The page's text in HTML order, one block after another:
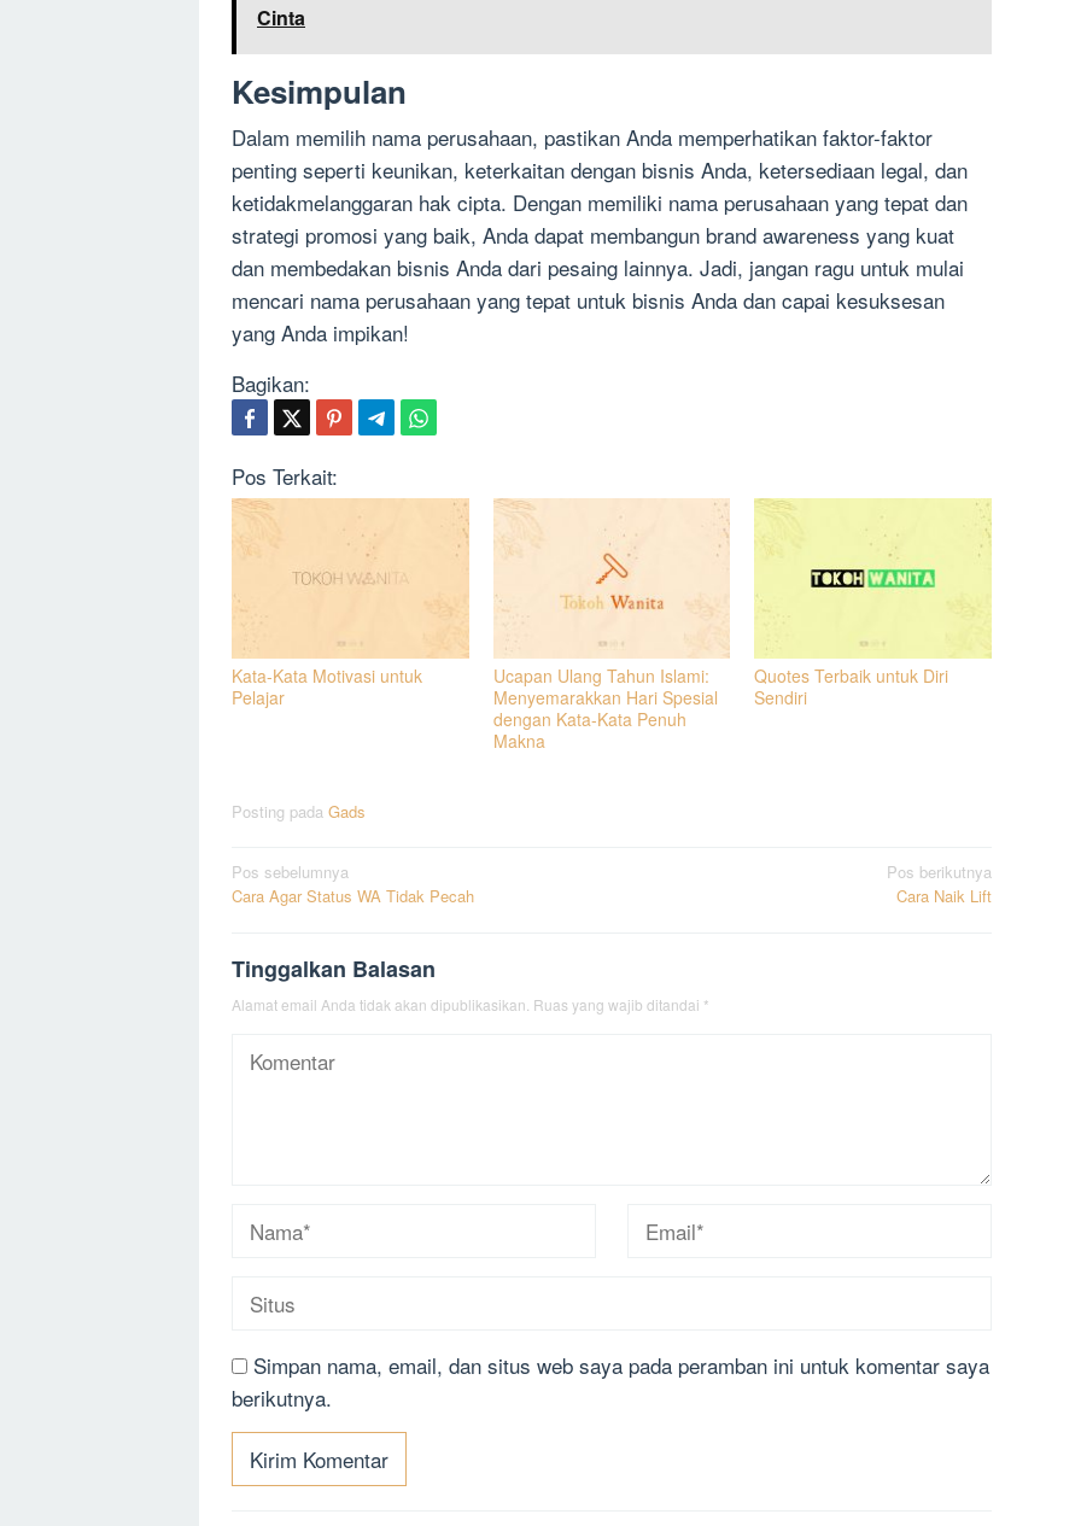
Cinta
Kesimpulan
Dalam memilih nama perusahaan, pastikan Anda memperhatikan faktor-faktor
penting seperti keunikan, keterkaitan dengan bisnis Anda, ketersediaan legal, dan
ketidakmelanggaran hak cipta. Dengan memiliki nama perusahaan yang tepat dan
strategi promosi yang baik, Anda dapat membangun brand awareness yang kuat
dan membedakan bisnis Anda dari pesaing lainnya. Jadi, jangan ragu untuk mulai
mencari nama perusahaan yang tepat untuk bisnis Anda dan capai kesuksesan
yang Anda impikan!
Bagikan:
Pos Terkait:
Kata-Kata Motivasi untuk
Pelajar
Ucapan Ulang Tahun Islami:
Menyemarakkan Hari Spesial
dengan Kata-Kata Penuh
Makna
Quotes Terbaik untuk Diri
Sendiri
Posting pada Gads
Navigasi
pos
Pos sebelumnya
Cara Agar Status WA Tidak Pecah
Pos berikutnya
Cara Naik Lift
Tinggalkan Balasan
Alamat email Anda tidak akan dipublikasikan. Ruas yang wajib ditandai *
Simpan nama, email, dan situs web saya pada peramban ini untuk komentar saya
berikutnya.